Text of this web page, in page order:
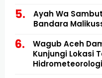
Ayah Wa
Bandara
Wagub Aceh
Kunjungi Lokasi
Hidrometeorologi